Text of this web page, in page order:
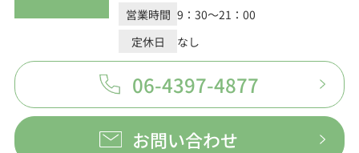
営業時間 9：30～21：00
定休日
なし
06-4397-4877
お問い合わせ